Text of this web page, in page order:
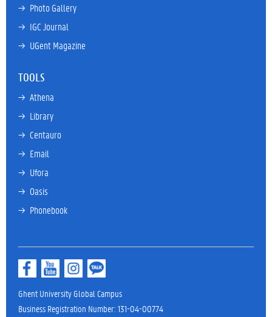
→ Photo Gallery
→ IGC Journal
→ UGent Magazine
TOOLS
→ Athena
→ Library
→ Centauro
→ Email
→ Ufora
→ Oasis
→ Phonebook
Ghent University Global Campus
Business Registration Number: 131-04-00774